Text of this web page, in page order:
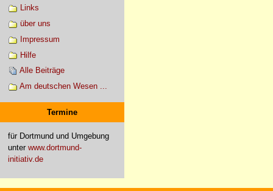
Links
über uns
Impressum
Hilfe
Alle Beiträge
Am deutschen Wesen ...
Termine
für Dortmund und Umgebung
unter www.dortmund-
initiativ.de